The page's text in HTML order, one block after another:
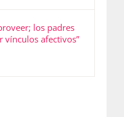
los padres
vínculos afectivos”